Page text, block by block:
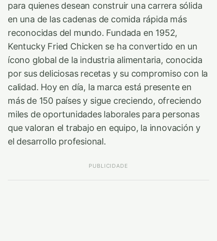
para quienes desean construir una carrera sólida
en una de las cadenas de comida rápida más
reconocidas del mundo. Fundada en 1952,
Kentucky Fried Chicken se ha convertido en un
ícono global de la industria alimentaria, conocida
por sus deliciosas recetas y su compromiso con la
calidad. Hoy en día, la marca está presente en
más de 150 países y sigue creciendo, ofreciendo
miles de oportunidades laborales para personas
que valoran el trabajo en equipo, la innovación y
el desarrollo profesional.
PUBLICIDADE